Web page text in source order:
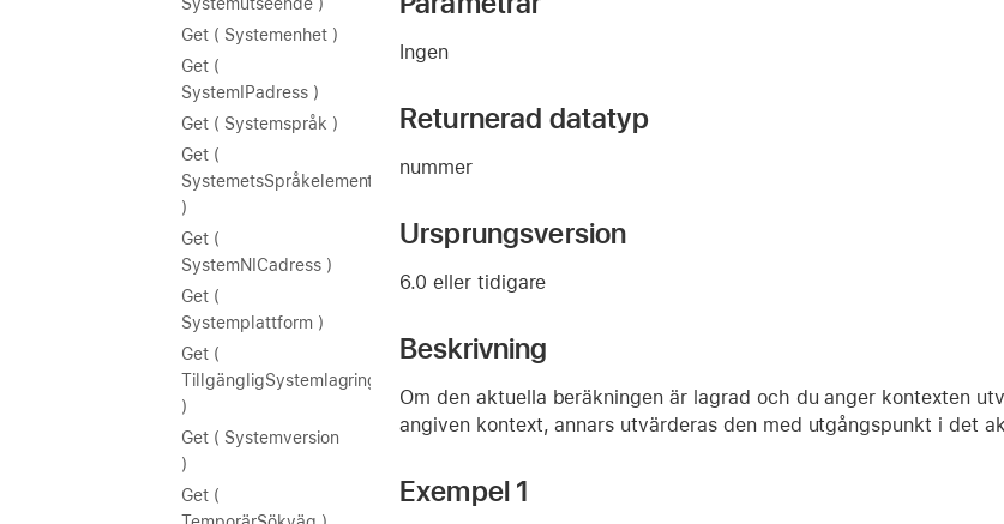
Get ( Systemenhet )
Get (
SystemIPadress )
Get ( Systemspråk )
Get (
SystemetsSpråkelement
)
Get (
SystemNICadress )
Get (
Systemplattform )
Get (
TillgängligSystemlagring
)
Get ( Systemversion
)
Get (
Ingen
Returnerad datatyp
nummer
Ursprungsversion
6.0 eller tidigare
Beskrivning
Om den aktuella beräkningen är lagrad och du anger kontexten
angiven kontext, annars utvärderas den med utgångspunkt i det
Exempel 1